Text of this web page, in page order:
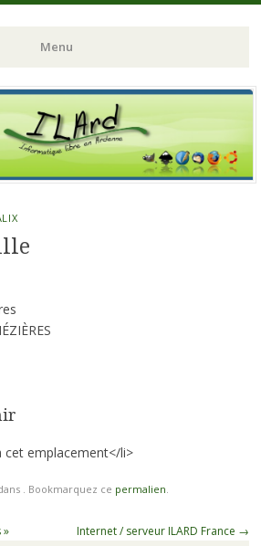
Ardenne)
Menu
cet emplacement</li>
. Bookmarquez ce permalien.
» Internet / serveur ILARD France →